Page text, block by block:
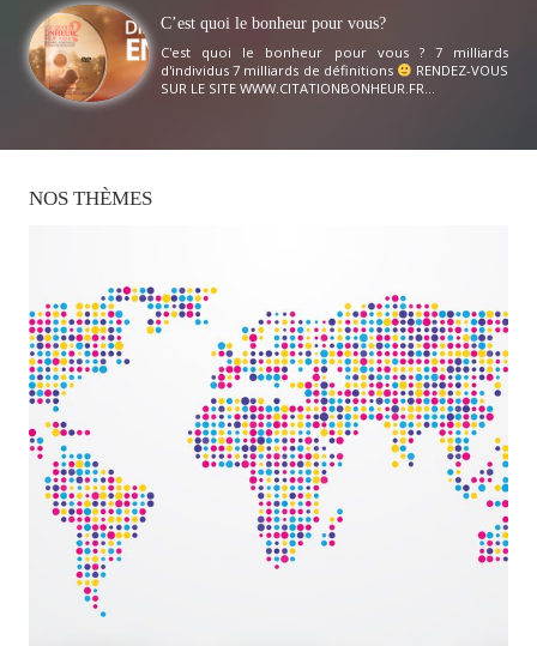
C’est quoi le bonheur pour vous?
C'est quoi le bonheur pour vous ? 7 milliards
d'individus 7 milliards de définitions
RENDEZ-VOUS
SUR LE SITE WWW.CITATIONBONHEUR.FR...
NOS THÈMES